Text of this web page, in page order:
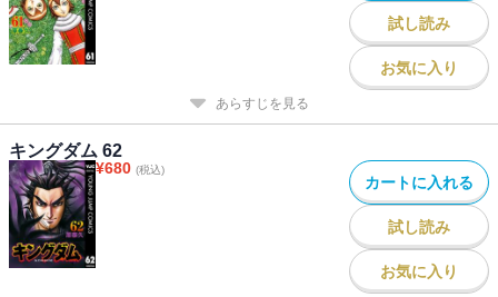
試し読み
お気に入り
あらすじを見る
キングダム 62
¥680 (税込)
カートに入れる
試し読み
お気に入り